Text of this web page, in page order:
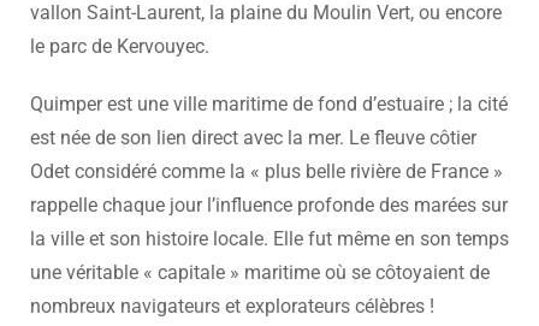
vallon Saint-Laurent, la plaine du Moulin Vert, ou encore
le parc de Kervouyec.
Quimper est une ville maritime de fond d’estuaire ; la cité
est née de son lien direct avec la mer. Le fleuve côtier
Odet considéré comme la « plus belle rivière de France »
rappelle chaque jour l’influence profonde des marées sur
la ville et son histoire locale. Elle fut même en son temps
une véritable « capitale » maritime où se côtoyaient de
nombreux navigateurs et explorateurs célèbres !